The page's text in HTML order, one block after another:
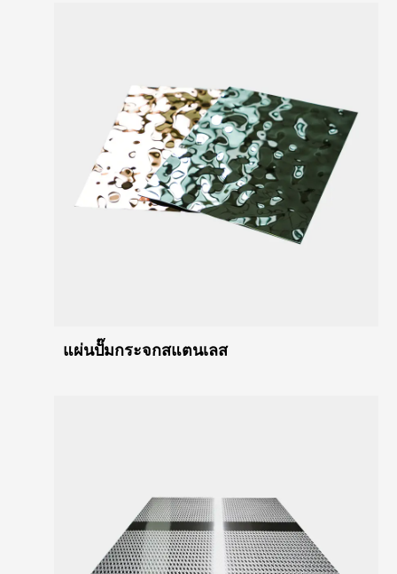
แผ่นปั๊มกระจกสแตนเลส